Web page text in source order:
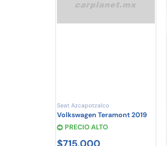
Seat Azcapotzalco
Volkswagen Teramont 2019
PRECIO ALTO